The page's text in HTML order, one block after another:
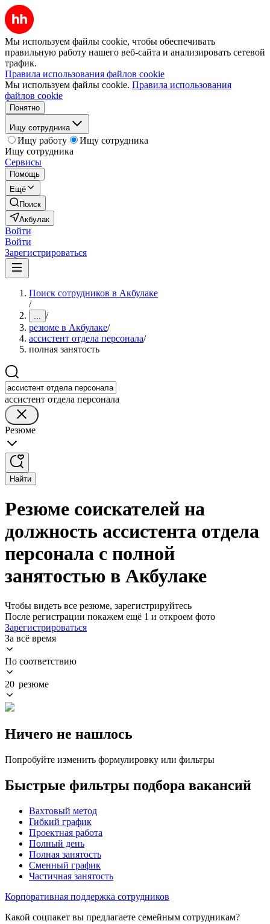
Мы используем файлы cookie, чтобы обеспечивать
правильную работу нашего веб-сайта и анализировать сетевой
трафик.
Правила использования файлов cookie
Мы используем файлы cookie. Правила использования
файлов cookie
Понятно
Ищу сотрудника
Ищу работу
Ищу сотрудника
Ищу сотрудника
Сервисы
Помощь
Ещё
Поиск
Акбулак
Войти
Войти
Зарегистрироваться
Поиск сотрудников в Акбулаке
/
... /
резюме в Акбулаке/
ассистент отдела персонала/
полная занятость
ассистент отдела персонала
Резюме
Найти
Резюме соискателей на
должность ассистента отдела
персонала с полной
занятостью в Акбулаке
Чтобы видеть все резюме, зарегистрируйтесь
После регистрации покажем ещё 1 и откроем фото
Зарегистрироваться
За всё время
По соответствию
20 резюме
Ничего не нашлось
Попробуйте изменить формулировку или фильтры
Быстрые фильтры подбора вакансий
Вахтовый метод
Гибкий график
Проектная работа
Полный день
Полная занятость
Сменный график
Частичная занятость
Корпоративная поддержка сотрудников
Какой соцпакет вы предлагаете семейным сотрудникам?